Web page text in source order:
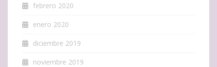
febrero 2020
enero 2020
diciembre 2019
noviembre 2019